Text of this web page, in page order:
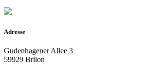
Adresse
Gudenhagener Allee 3
59929 Brilon